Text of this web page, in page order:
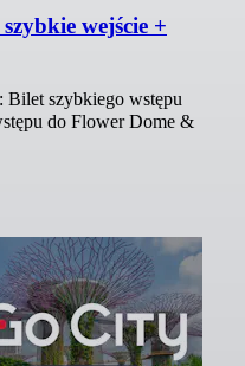
wejście +
Bilet szybkiego wstępu
do Flower Dome &